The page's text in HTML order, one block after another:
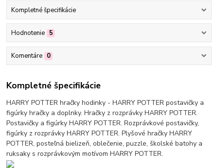
Kompletné špecifikácie
Hodnotenie 5
Komentáre 0
Kompletné špecifikácie
HARRY POTTER hračky hodinky - HARRY POTTER postavičky a
figúrky hračky a doplnky. Hračky z rozprávky HARRY POTTER.
Postavičky a figúrky HARRY POTTER. Rozprávkové postavičky,
figúrky z rozprávky HARRY POTTER. Plyšové hračky HARRY
POTTER, posteľná bielizeň, oblečenie, puzzle, školské batohy a
ruksaky s rozprávkovým motívom HARRY POTTER.